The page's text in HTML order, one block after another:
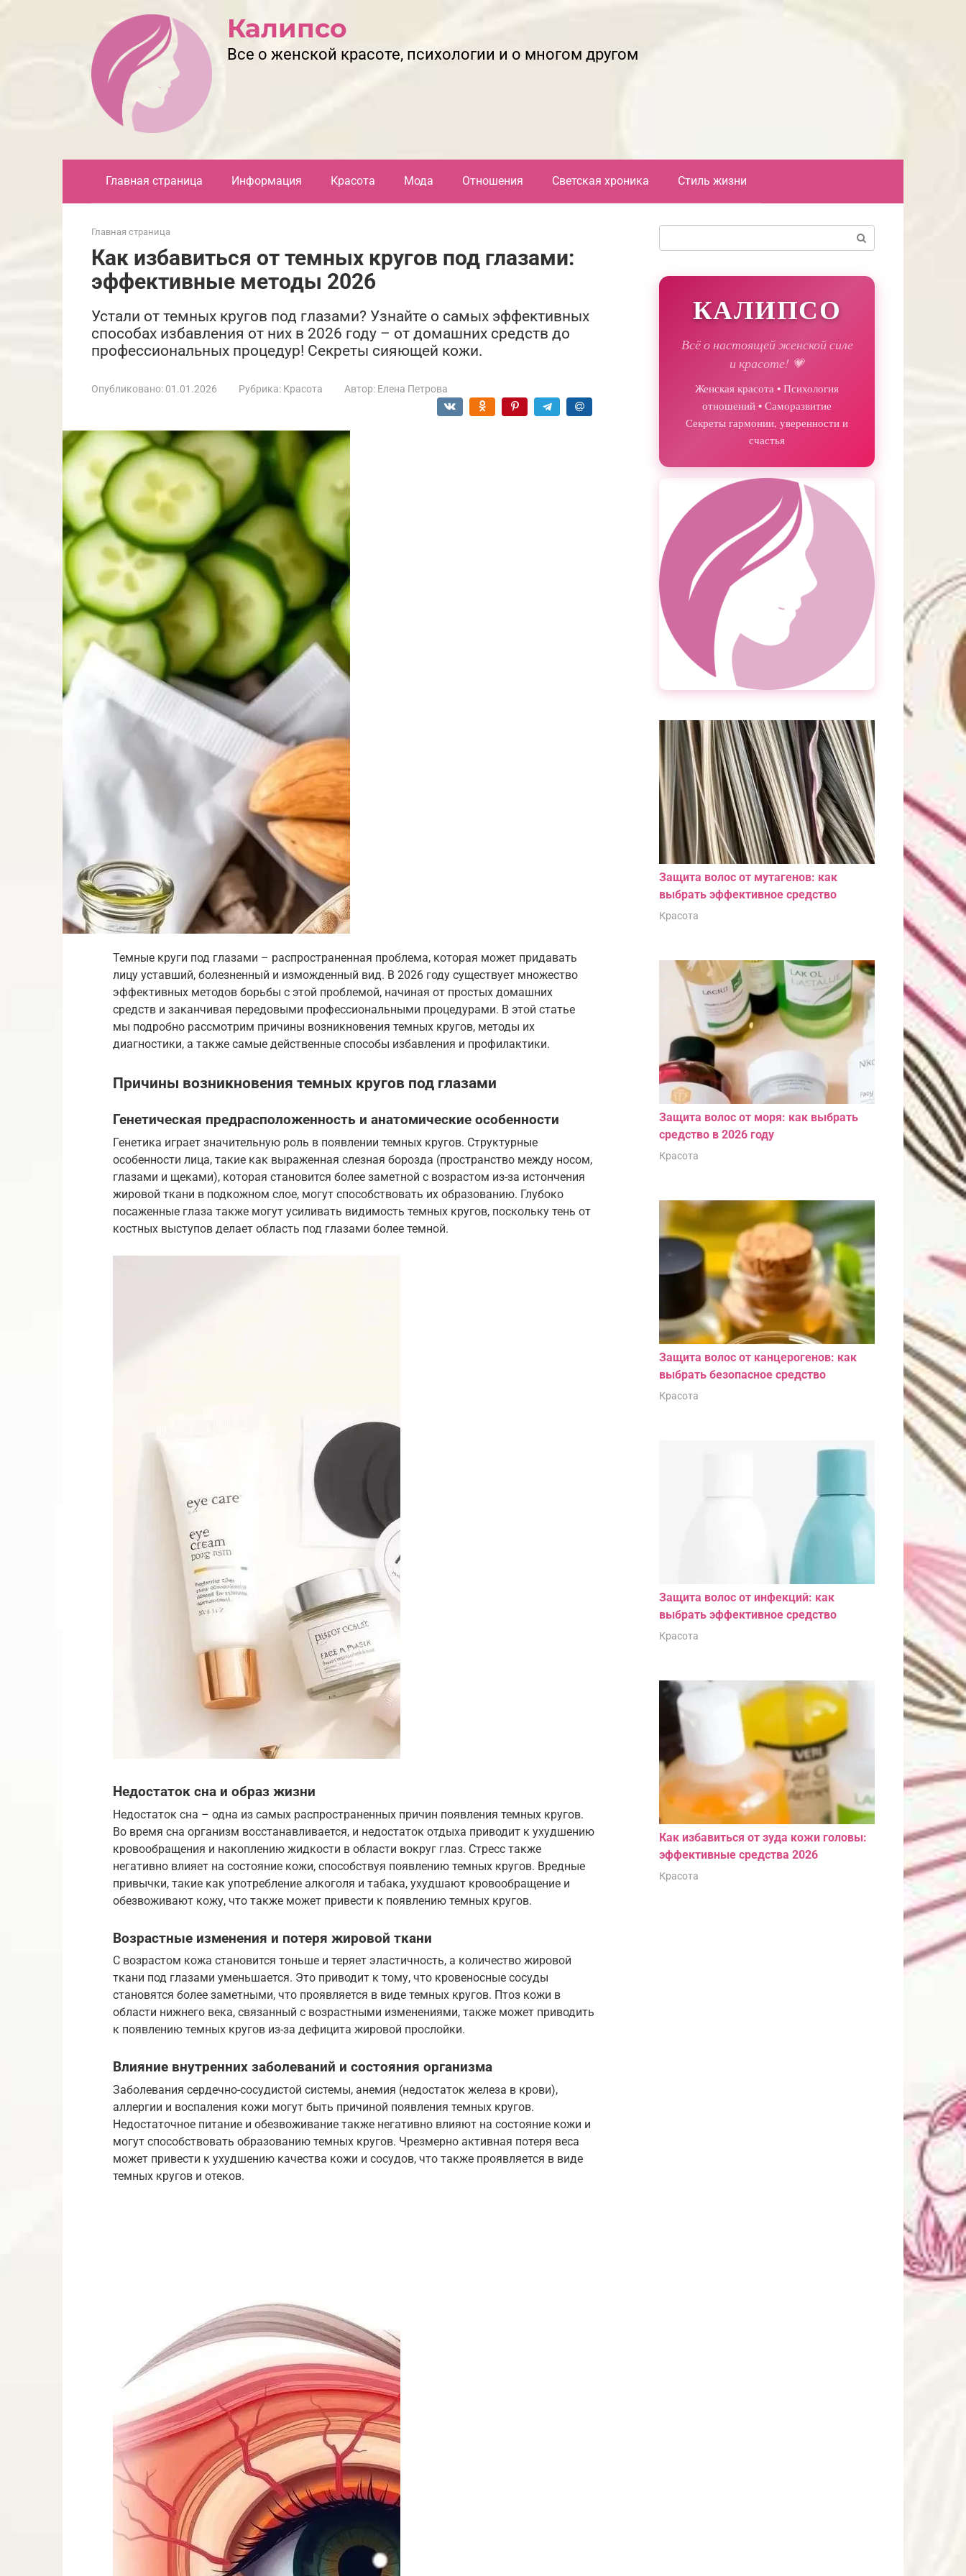
Калипсо
Все о женской красоте, психологии и о многом другом
Главная страница Информация Красота Мода Отношения Светская хроника Стиль жизни
Главная страница
Как избавиться от темных кругов под глазами:
эффективные методы 2026
Устали от темных кругов под глазами? Узнайте о самых эффективных
способах избавления от них в 2026 году – от домашних средств до
профессиональных процедур! Секреты сияющей кожи.
Опубликовано: 01.01.2026 Рубрика: Красота Автор: Елена Петрова
Темные круги под глазами – распространенная проблема, которая может придавать
лицу уставший, болезненный и изможденный вид. В 2026 году существует множество
эффективных методов борьбы с этой проблемой, начиная от простых домашних
средств и заканчивая передовыми профессиональными процедурами. В этой статье
мы подробно рассмотрим причины возникновения темных кругов, методы их
диагностики, а также самые действенные способы избавления и профилактики.
Причины возникновения темных кругов под глазами
Генетическая предрасположенность и анатомические особенности
Генетика играет значительную роль в появлении темных кругов. Структурные
особенности лица, такие как выраженная слезная борозда (пространство между носом,
глазами и щеками), которая становится более заметной с возрастом из-за истончения
жировой ткани в подкожном слое, могут способствовать их образованию. Глубоко
посаженные глаза также могут усиливать видимость темных кругов, поскольку тень от
костных выступов делает область под глазами более темной.
Недостаток сна и образ жизни
Недостаток сна – одна из самых распространенных причин появления темных кругов.
Во время сна организм восстанавливается, и недостаток отдыха приводит к ухудшению
кровообращения и накоплению жидкости в области вокруг глаз. Стресс также
негативно влияет на состояние кожи, способствуя появлению темных кругов. Вредные
привычки, такие как употребление алкоголя и табака, ухудшают кровообращение и
обезвоживают кожу, что также может привести к появлению темных кругов.
Возрастные изменения и потеря жировой ткани
С возрастом кожа становится тоньше и теряет эластичность, а количество жировой
ткани под глазами уменьшается. Это приводит к тому, что кровеносные сосуды
становятся более заметными, что проявляется в виде темных кругов. Птоз кожи в
области нижнего века, связанный с возрастными изменениями, также может приводить
к появлению темных кругов из-за дефицита жировой прослойки.
Влияние внутренних заболеваний и состояния организма
Заболевания сердечно-сосудистой системы, анемия (недостаток железа в крови),
аллергии и воспаления кожи могут быть причиной появления темных кругов.
Недостаточное питание и обезвоживание также негативно влияют на состояние кожи и
могут способствовать образованию темных кругов. Чрезмерно активная потеря веса
может привести к ухудшению качества кожи и сосудов, что также проявляется в виде
темных кругов и отеков.
КАЛИПСО
Всё о настоящей женской силе
и красоте! 💗
Женская красота • Психология
отношений • Саморазвитие
Секреты гармонии, уверенности и
счастья
Защита волос от мутагенов: как
выбрать эффективное средство
Красота
Защита волос от моря: как выбрать
средство в 2026 году
Красота
Защита волос от канцерогенов: как
выбрать безопасное средство
Красота
Защита волос от инфекций: как
выбрать эффективное средство
Красота
Как избавиться от зуда кожи головы:
эффективные средства 2026
Красота